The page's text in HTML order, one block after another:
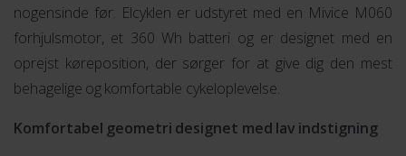
nogensinde før. Elcyklen er udstyret med en Mivice M060
forhjulsmotor, et 360 Wh batteri og er designet med en
oprejst køreposition, der sørger for at give dig den mest
behagelige og komfortable cykeloplevelse.
Komfortabel geometri designet med lav indstigning